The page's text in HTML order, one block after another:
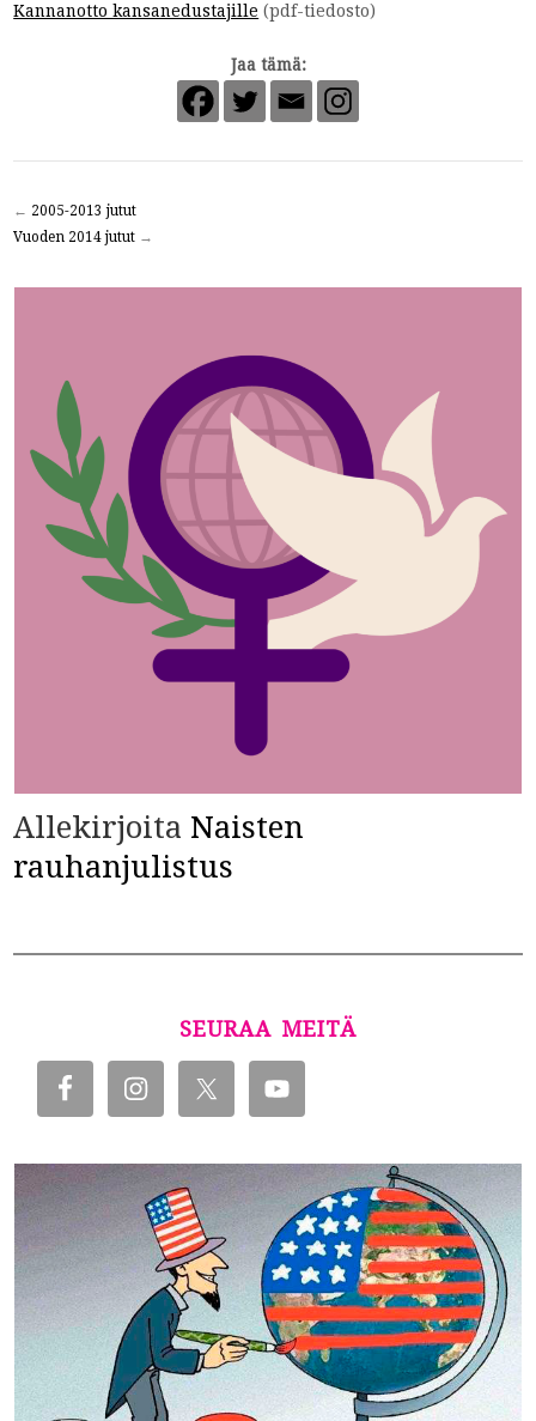
Kannanotto kansanedustajille (pdf-tiedosto)
Jaa tämä:
← 2005-2013 jutut
Vuoden 2014 jutut →
Allekirjoita Naisten
rauhanjulistus
SEURAA MEITÄ